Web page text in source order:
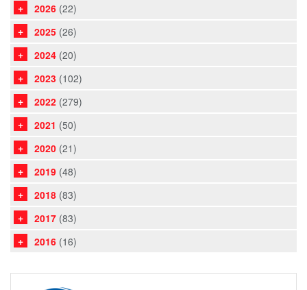
2026 (22)
2025 (26)
2024 (20)
2023 (102)
2022 (279)
2021 (50)
2020 (21)
2019 (48)
2018 (83)
2017 (83)
2016 (16)